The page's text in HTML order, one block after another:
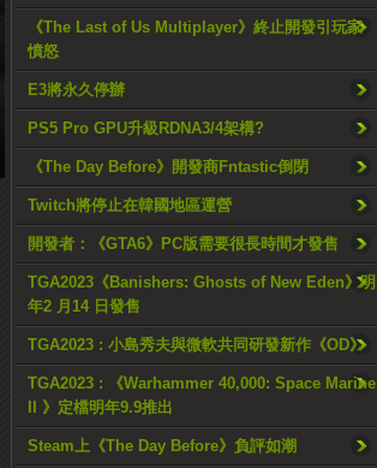
《The Last of Us Multiplayer》終止開發引玩家
憤怒
E3將永久停辦
PS5 Pro GPU升級RDNA3/4架構?
《The Day Before》開發商Fntastic倒閉
Twitch將停止在韓國地區運營
開發者：《GTA6》PC版需要很長時間才發售
TGA2023《Banishers: Ghosts of New Eden》明
年2 月14 日發售
TGA2023 : 小島秀夫與微軟共同研發新作《OD》
TGA2023 : 《Warhammer 40,000: Space Marine
II 》定檔明年9.9推出
Steam上《The Day Before》負評如潮